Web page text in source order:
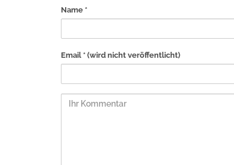
Name *
Email * (wird nicht veröffentlicht)